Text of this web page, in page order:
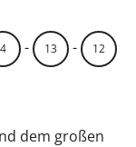
4 - 13 - 12
dem großen